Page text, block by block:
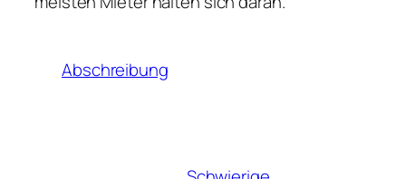
Abschreibung